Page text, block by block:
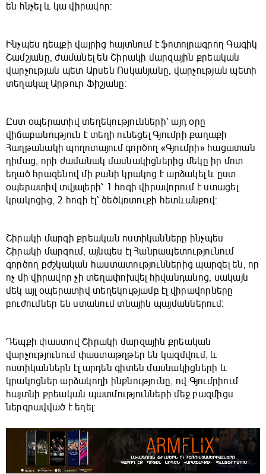
են հնչել և կա վիրավոր:
Ինչպես դեպքի վայրից հայտնում է ֆոտոլրագրող Գագիկ
Շամշյանը, ժամանել են Շիրակի մարզային քրեական
վարչության պետ Արսեն Ոսկանյանը, վարչության պետի
տեղակալ Արթուր Ֆիշյանը:
Ըստ օպերատիվ տեղեկությունների՝ այդ օրը
վիճաբանություն է տեղի ունեցել Գյումրի քաղաքի
Հաղթանակի պողոտայում գործող «Գյումրի» հացատան
դիմաց, որի ժամանակ մասնակիցներից մեկը իր մոտ
եղած հրազենով մի քանի կրակոց է արձակել և ըստ
օպերատիվ տվյալերի՝ 1 հոգի վիրավորում է ստացել
կրակոցից, 2 հոգի էլ՝ ծեծկռտուքի հետևանքով:
Շիրակի մարզի քրեական ոստիկանները ինչպես
Շիրակի մարզում, այնպես էլ Հանրապետությունում
գործող բժշկական հաստատություններից պարզել են, որ
ոչ մի վիրավոր չի տեղափոխվել հիվանդանոց, սակայն
մեկ այլ օպերատիվ տեղեկությամբ էլ վիրավորները
բուժումներ են ստանում տնային պայմաններում:
Դեպքի փաստով Շիրակի մարզային քրեական
վարչությունում փաստաթղթեր են կազմվում, և
ոստիկաններն էլ արդեն գիտեն մասնակիցների և
կրակոցներ արձակողի ինքնությունը, ով Գյումրիում
հայտնի քրեական պատմությունների մեջ բազմիցս
ներգրավված է եղել: